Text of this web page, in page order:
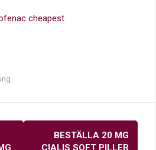
cheapest
BESTÄLLA 20 MG